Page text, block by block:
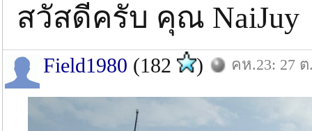
สวัสดีครับ คุณ NaiJuy
Field1980 (182 ) คห.23: 27